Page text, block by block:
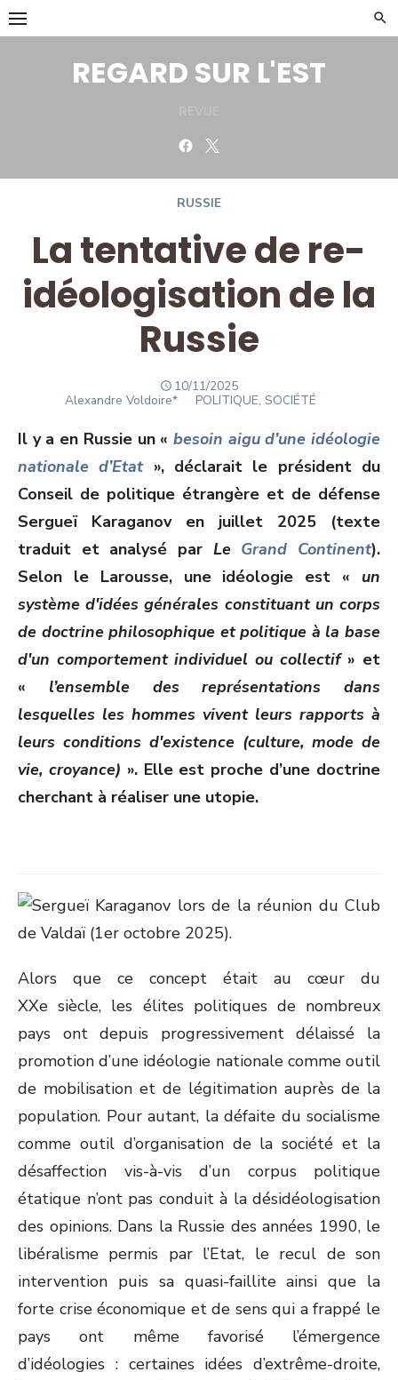
Skip
to
REGARD SUR L'EST
Facebook
RUSSIE
La tentative de re-
idéologisation de la
Russie
POSTED
ON
10/11/2025
Author
Alexandre Voldoire* POLITIQUE, SOCIÉTÉ
Il y a en Russie un « besoin aigu d’une idéologie
nationale d’Etat », déclarait le président du
Conseil de politique étrangère et de défense
Sergueï Karaganov en juillet 2025 (texte
traduit et analysé par Le Grand Continent).
Selon le Larousse, une idéologie est « un
système d'idées générales constituant un corps
de doctrine philosophique et politique à la base
d'un comportement individuel ou collectif» et
« l’ensemble des représentations dans
lesquelles les hommes vivent leurs rapports à
leurs conditions d'existence (culture, mode de
vie, croyance) ». Elle est proche d’une doctrine
cherchant à réaliser une utopie.
Alors que ce concept était au cœur du
XXe siècle, les élites politiques de nombreux
pays ont depuis progressivement délaissé la
promotion d’une idéologie nationale comme outil
de mobilisation et de légitimation auprès de la
population. Pour autant, la défaite du socialisme
comme outil d’organisation de la société et la
désaffection vis-à-vis d’un corpus politique
étatique n’ont pas conduit à la désidéologisation
des opinions. Dans la Russie des années 1990, le
libéralisme permis par l’Etat, le recul de son
intervention puis sa quasi-faillite ainsi que la
forte crise économique et de sens qui a frappé le
pays ont même favorisé l’émergence
d’idéologies : certaines idées d’extrême-droite,